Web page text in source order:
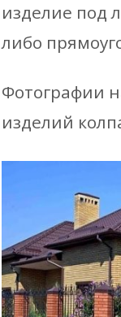
изделие под
либо
Фотографии
изделий